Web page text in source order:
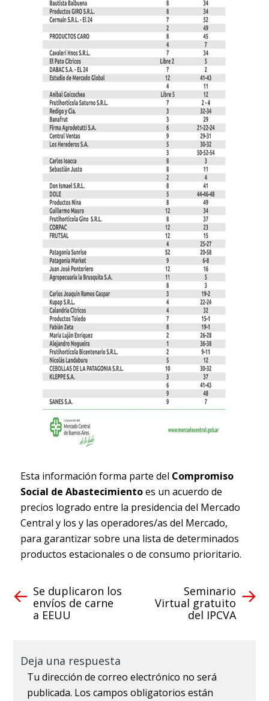
Esta información forma parte del Compromiso
Social de Abastecimientoes un acuerdo de
precios logrado entre la presidencia del Mercado
Central y los y las operadores/as del Mercado,
para garantizar sobre una lista de determinados
productos estacionales o de consumo prioritario.
Se duplicaron los
envíos de carne
a EEUU
Seminario
Virtual gratuito
del IPCVA
Deja una respuesta
Tu dirección de correo electrónico no será
publicada. Los campos obligatorios están